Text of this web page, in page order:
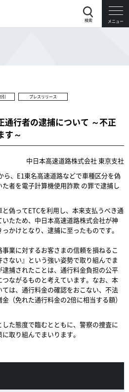
検索 メニュー
引 プレスリリース
通行者の逮捕について ～不正
す～
中日本高速道路株式会社 東京支社
ら、E1東名高速道路などで車種区分を偽
者を電子計算機使用詐欺 の罪で逮捕し
偽ってETCを利用し、本来支払うべき通
たため、中日本高速道路株式会社が神
かけとなり、逮捕に至ったものです。
業に対するお客さまの信頼を損ねるこ
ない』という強い姿勢で取り組んでま
捕されたことは、通行料金負担の公平
ながるものと考えています。なお、本
は、通行料金の確認をおこない、不法
（免れた通行料金の2倍に相当する額）
た態度で臨むとともに、警察の捜査に
取り組んでまいります。